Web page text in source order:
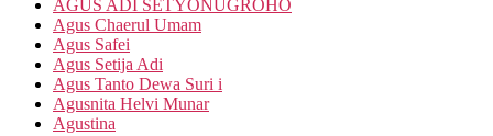
AGUS ADI SETYONUGROHO
Agus Chaerul Umam
Agus Safei
Agus Setija Adi
Agus Tanto Dewa Suri i
Agusnita Helvi Munar
Agustina